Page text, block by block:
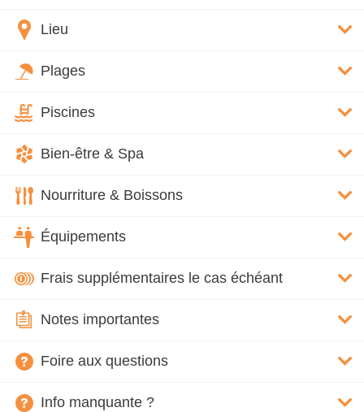
Lieu
Plages
Piscines
Bien-être & Spa
Nourriture & Boissons
Équipements
Frais supplémentaires le cas échéant
Notes importantes
Foire aux questions
Info manquante ?